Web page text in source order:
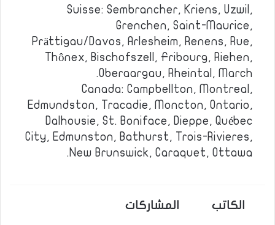
Suisse: Sembrancher, Kriens, Uzwil,
Grenchen, Saint-Maurice,
Prättigau/Davos, Arlesheim, Renens, Rue,
Thônex, Bischofszell, Fribourg, Riehen,
Oberaargau, Rheintal, March.
Canada: Campbellton, Montreal,
Edmundston, Tracadie, Moncton, Ontario,
Dalhousie, St. Boniface, Dieppe, Québec
City, Edmunston, Bathurst, Trois-Rivieres,
New Brunswick, Caraquet, Ottawa.
الكاتب المشاركات